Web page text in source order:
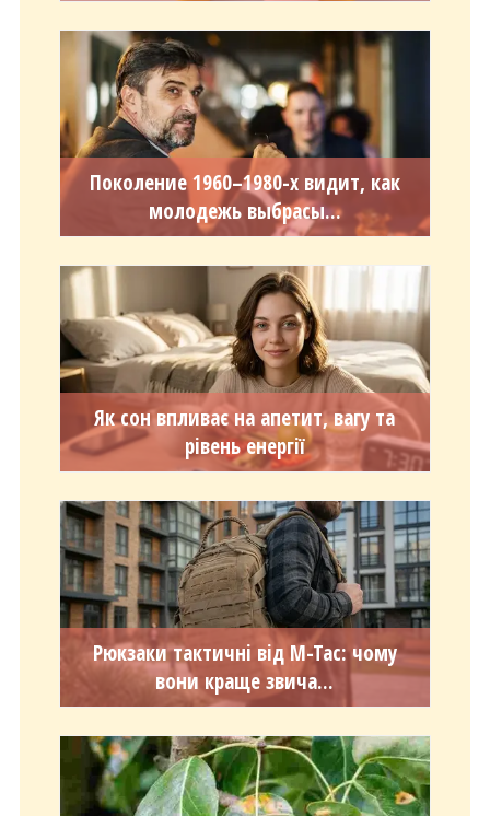
Поколение 1960–1980-х видит, как
молодежь выбрасы...
Як сон впливає на апетит, вагу та
рівень енергії
Рюкзаки тактичні від M-Tac: чому
вони краще звича...